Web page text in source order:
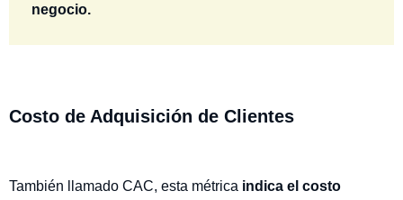
negocio.
Costo de Adquisición de Clientes
También llamado CAC, esta métrica indica el costo